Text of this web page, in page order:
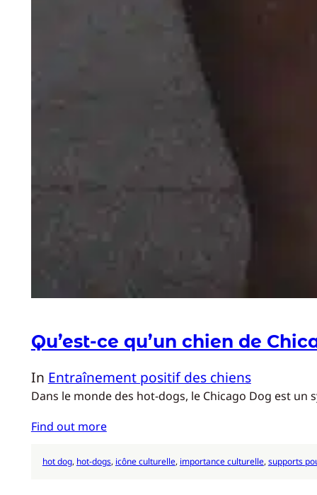
Qu’est-ce qu’un chien de
In Entraînement positif des chiens
Dans le monde des hot-dogs, le Chicago Dog est
Find out more
hot dog, hot-dogs, icône culturelle, importance culturelle, supports